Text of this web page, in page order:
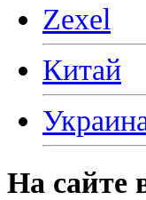
Zexel
Китай
На сайте